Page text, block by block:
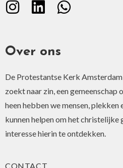
Over ons
De Protestantse Kerk
zoekt naar zin, een gemeenschap
heen hebben we mensen,
kunnen helpen om het christelijke
interesse hierin te ontdekken.
CONTACT